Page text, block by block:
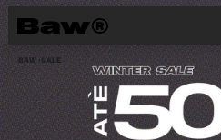
Roupas em promoção da Baw Clothing
BAW •SALE